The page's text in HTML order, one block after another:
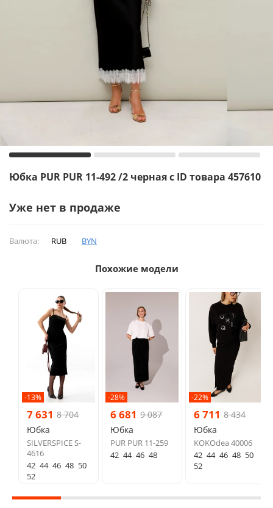
Юбка PUR PUR 11-492 /2 черная с ID товара 457610
Уже нет в продаже
Валюта: RUB BYN
Похожие модели
-13%
7 631 8 704
Юбка
SILVERSPICE S-
4616
42 44 46 48 50
52
-28%
6 681 9 087
Юбка
PUR PUR 11-259
42 44 46 48
-22%
6 711 8 434
Юбка
KOKOdea 40006
42 44 46 48 50
52